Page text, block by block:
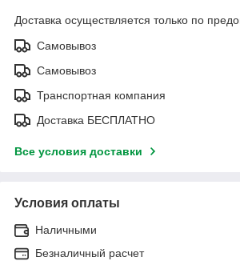
Доставка осуществляется только по
Самовывоз
Самовывоз
Транспортная компания
Доставка БЕСПЛАТНО
Все условия доставки
Условия оплаты
Наличными
Безналичный расчет